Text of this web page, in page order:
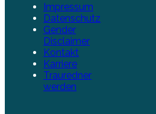
Impressum
Datenschutz
Gender
Disclaimer
Kontakt
Karriere
Trauredner
werden